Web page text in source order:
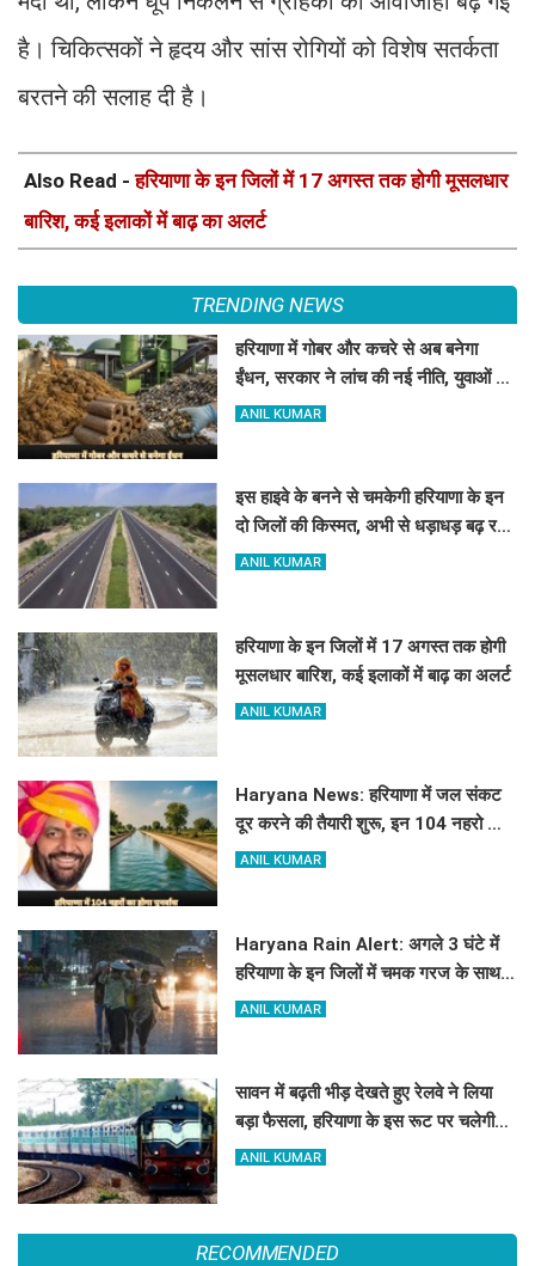
है। चिकित्सकों ने हृदय और सांस रोगियों को विशेष सतर्कता
बरतने की सलाह दी है।
Also Read -हरियाणा के इन जिलों में 17 अगस्त तक होगी मूसलधार
बारिश, कई इलाकों में बाढ़ का अलर्ट
TRENDING NEWS
हरियाणा में गोबर और कचरे से अब बनेगा
ईंधन, सरकार ने लांच की नई नीति, युवाओं को
मिलेगा रोजगार
ANIL KUMAR
इस हाइवे के बनने से चमकेगी हरियाणा के इन
दो जिलों की किस्मत, अभी से धड़ाधड़ बढ़ रहे
हैं जमीन के रेट
ANIL KUMAR
हरियाणा के इन जिलों में 17 अगस्त तक होगी
मूसलधार बारिश, कई इलाकों में बाढ़ का अलर्ट
ANIL KUMAR
Haryana News: हरियाणा में जल संकट
दूर करने की तैयारी शुरू, इन 104 नहरो का
होगा पुनर्वास
ANIL KUMAR
Haryana Rain Alert: अगले 3 घंटे में
हरियाणा के इन जिलों में चमक गरज के साथ
होगी बारिश, देखिए ताजा अलर्ट
ANIL KUMAR
सावन में बढ़ती भीड़ देखते हुए रेलवे ने लिया
बड़ा फैसला, हरियाणा के इस रूट पर चलेगी
स्पेशल ट्रेन, देखें टाइमिंग
ANIL KUMAR
RECOMMENDED